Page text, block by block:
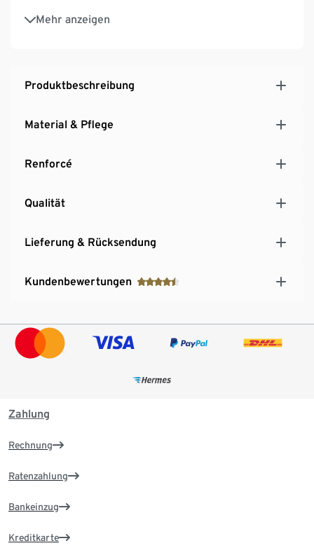
Mehr anzeigen
Temperaturausgleichend und saugfähig
Produktbeschreibung
Material & Pflege
Renforcé
Qualität
Lieferung & Rücksendung
Kundenbewertungen
Zahlung
Rechnung
Ratenzahlung
Bankeinzug
Kreditkarte